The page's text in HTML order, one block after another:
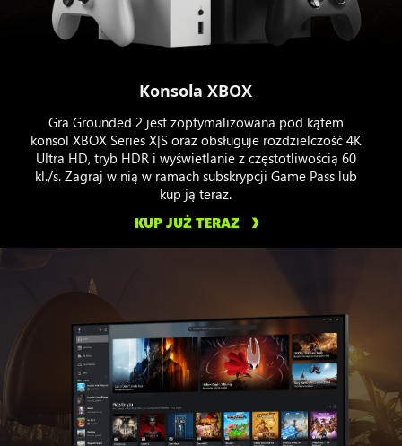
Konsola XBOX
Gra Grounded 2 jest zoptymalizowana pod kątem
konsol XBOX Series X|S oraz obsługuje rozdzielczość 4K
Ultra HD, tryb HDR i wyświetlanie z częstotliwością 60
kl./s. Zagraj w nią w ramach subskrypcji Game Pass lub
kup ją teraz.
KUP JUŻ TERAZ